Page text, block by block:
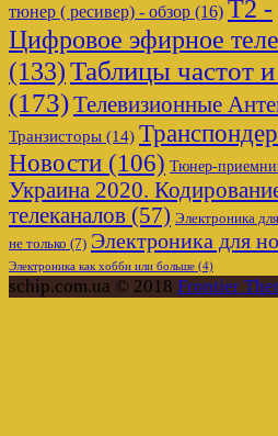
тюнер ( ресивер) - обзор (16) Т2 -
Цифровое эфирное
(133)Таблицы частот
(173)Телевизионные
Транзисторы (14)
Новости (106) Тюнер-
Украина 2020.
телеканалов (57) Электроника
не только (7) Электроника для
Электроника как хобби или больше (4)
schip.com.ua © 2018 Frontier